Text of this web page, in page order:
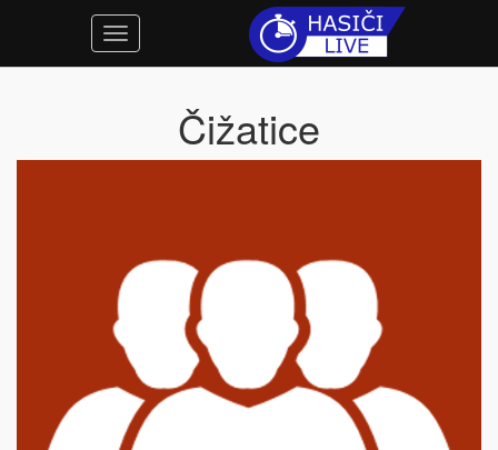
Čižatice